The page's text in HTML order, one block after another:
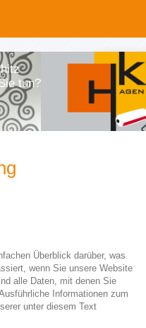
tun?
Überblick darüber, was
wenn Sie unsere Website
alle Daten, mit denen Sie
Informationen zum
unter diesem Text